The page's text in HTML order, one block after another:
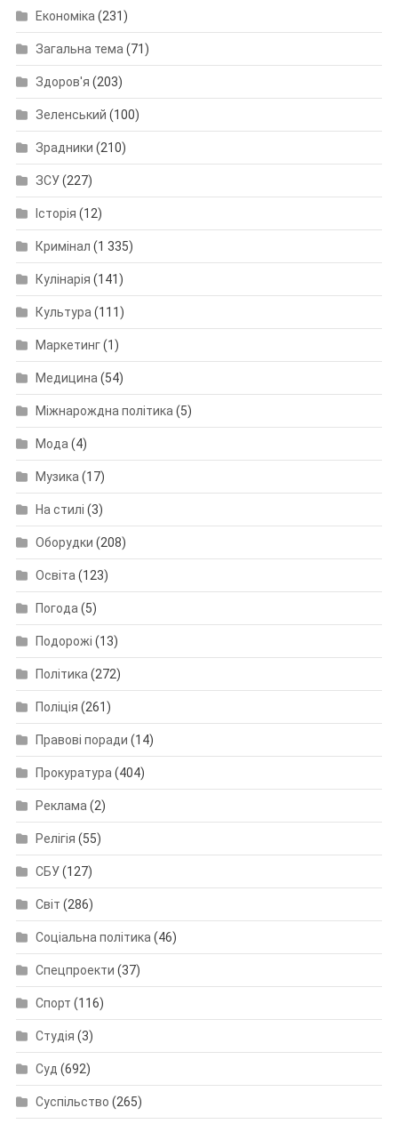
Економіка (231)
Загальна тема (71)
Здоров'я (203)
Зеленський (100)
Зрадники (210)
ЗСУ(227)
Історія (12)
Кримінал (1 335)
Кулінарія (141)
Культура (111)
Маркетинг(1)
Медицина (54)
Міжнарождна політика (5)
Мода (4)
Музика (17)
На стилі (3)
Оборудки (208)
Освіта (123)
Погода (5)
Подорожі (13)
Політика (272)
Поліція (261)
Правові поради (14)
Прокуратура (404)
Реклама (2)
Релігія (55)
СБУ(127)
Світ (286)
Соціальна політика (46)
Спецпроекти (37)
Спорт (116)
Студія (3)
Суд (692)
Суспільство (265)